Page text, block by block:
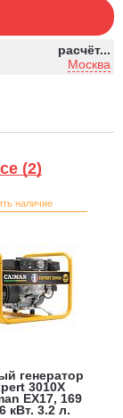
расчёт...
Москва
(2)
наличие
генератор
3010X
EX17, 169
кВт, 3.2 л,